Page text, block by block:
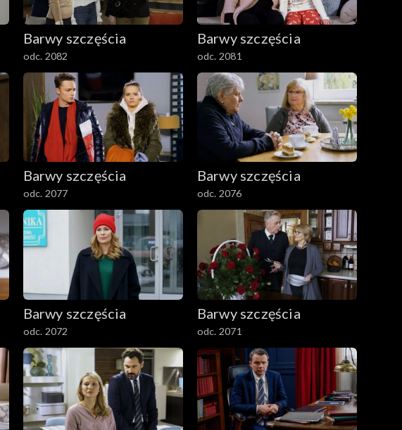
Barwy szczęścia
odc. 2082
Barwy szczęścia
odc. 2081
Barwy szczęścia
odc. 2077
Barwy szczęścia
odc. 2076
Barwy szczęścia
odc. 2072
Barwy szczęścia
odc. 2071